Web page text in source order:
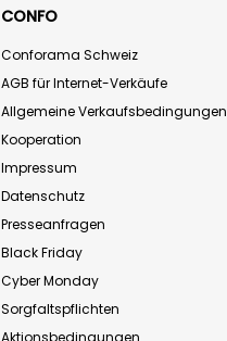
CONFO
Conforama Schweiz
AGB für Internet-Verkäufe
Allgemeine Verkaufsbedingungen
Kooperation
Impressum
Datenschutz
Presseanfragen
Black Friday
Cyber Monday
Sorgfaltspflichten